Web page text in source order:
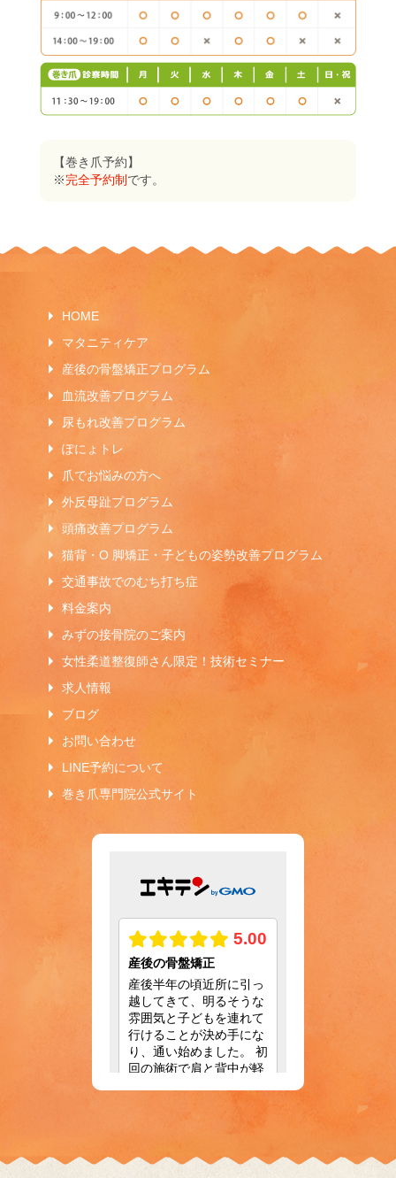
【巻き爪予約】
※完全予約制 です。
HOME
マタニティケア
産後の骨盤矯正プログラム
血流改善プログラム
尿もれ改善プログラム
ぽにょトレ
爪でお悩みの方へ
外反母趾プログラム
頭痛改善プログラム
猫背・O 脚矯正・子どもの姿勢改善プログラム
交通事故でのむち打ち症
料金案内
みずの接骨院のご案内
女性柔道整復師さん限定！技術セミナー
求人情報
ブログ
お問い合わせ
LINE予約について
巻き爪専門院公式サイト